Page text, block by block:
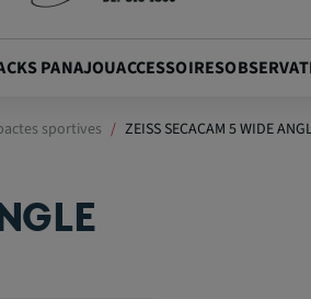
PANAJOUACCESSOIRES
sportives ZEISS SECACAM 5 WIDE